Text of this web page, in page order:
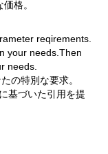
格。
reqirements.
your needs.Then
needs.
の特別な要求。
基づいた引用を提